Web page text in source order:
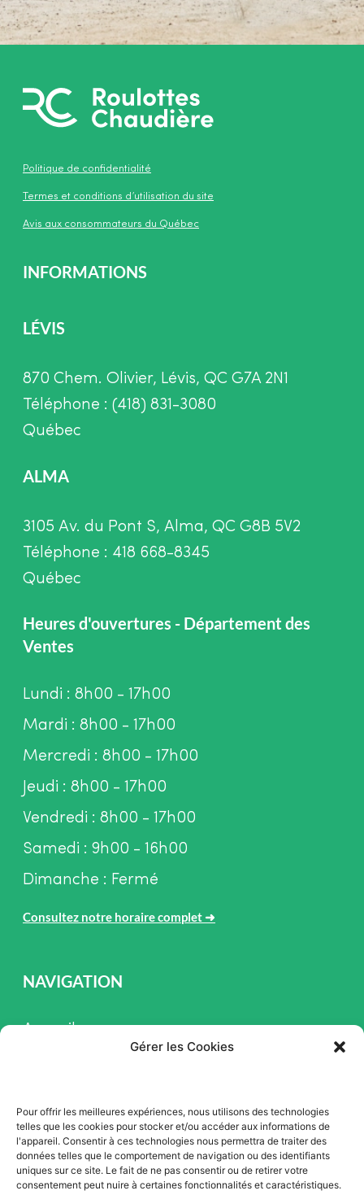
Gérer les Cookies
Pour offrir les meilleures expériences, nous utilisons des technologies
telles que les cookies pour stocker et/ou accéder aux informations de
l'appareil. Consentir à ces technologies nous permettra de traiter des
données telles que le comportement de navigation ou des identifiants
uniques sur ce site. Le fait de ne pas consentir ou de retirer votre
consentement peut nuire à certaines fonctionnalités et caractéristiques.
Politique de confidentialité
Termes et conditions d’utilisation du site
Avis aux consommateurs du Québec
INFORMATIONS
LÉVIS
870 Chem. Olivier, Lévis, QC G7A 2N1
Téléphone : (418) 831-3080
Québec
ALMA
3105 Av. du Pont S, Alma, QC G8B 5V2
Téléphone : 418 668-8345
Québec
Heures d'ouvertures - Département des
Ventes
Lundi : 8h00 - 17h00
Mardi : 8h00 - 17h00
Mercredi : 8h00 - 17h00
Jeudi : 8h00 - 17h00
Vendredi : 8h00 - 17h00
Samedi : 9h00 - 16h00
Dimanche : Fermé
Consultez notre horaire complet ➜
NAVIGATION
Accueil
Promotion
Blogue
Nous contacter